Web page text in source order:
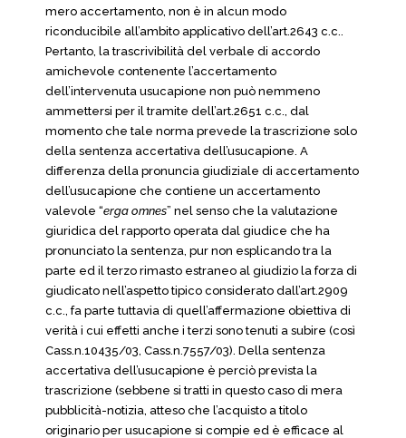
mero accertamento, non è in alcun modo
riconducibile all’ambito applicativo dell’art.2643 c.c..
Pertanto, la trascrivibilità del verbale di accordo
amichevole contenente l’accertamento
dell’intervenuta usucapione non può nemmeno
ammettersi per il tramite dell’art.2651 c.c., dal
momento che tale norma prevede la trascrizione solo
della sentenza accertativa dell’usucapione. A
differenza della pronuncia giudiziale di accertamento
dell’usucapione che contiene un accertamento
valevole “erga omnes” nel senso che la valutazione
giuridica del rapporto operata dal giudice che ha
pronunciato la sentenza, pur non esplicando tra la
parte ed il terzo rimasto estraneo al giudizio la forza di
giudicato nell’aspetto tipico considerato dall’art.2909
c.c., fa parte tuttavia di quell’affermazione obiettiva di
verità i cui effetti anche i terzi sono tenuti a subire (così
Cass.n.10435/03, Cass.n.7557/03). Della sentenza
accertativa dell’usucapione è perciò prevista la
trascrizione (sebbene si tratti in questo caso di mera
pubblicità-notizia, atteso che l’acquisto a titolo
originario per usucapione si compie ed è efficace al